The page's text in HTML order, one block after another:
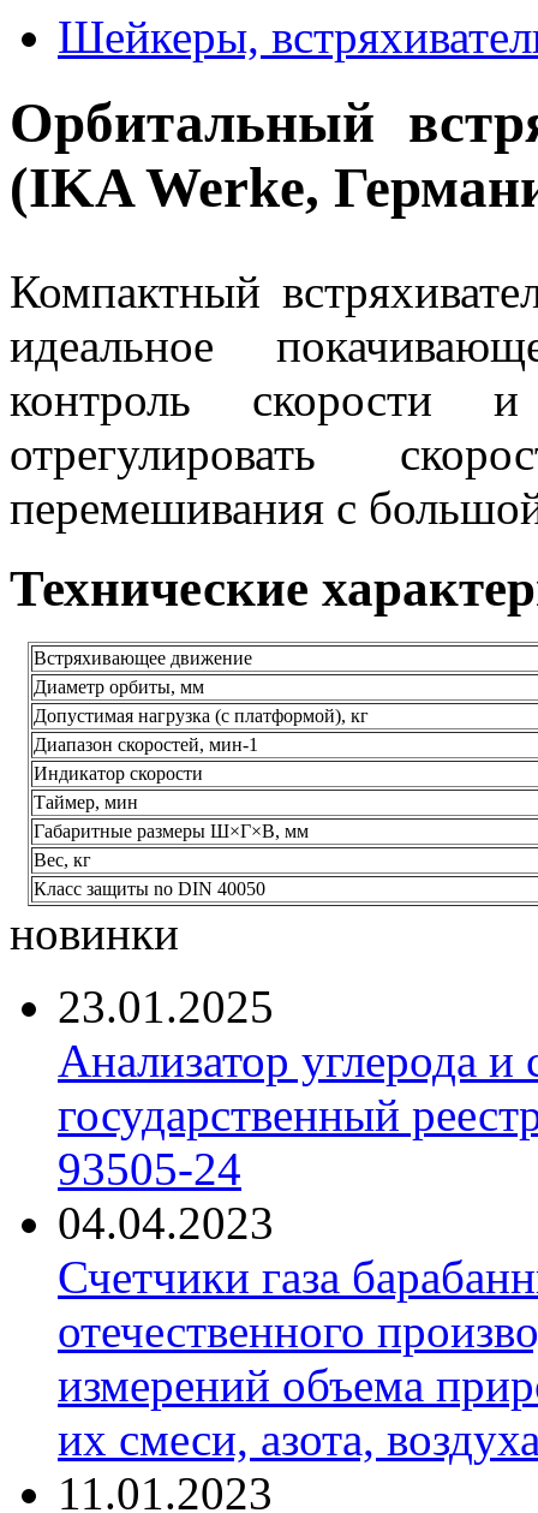
Шейкеры,
Орбитальный
(IKA Werke,
Компактный
идеальное
контроль скорости
отрегулировать
перемешивания с
Технические
Встряхивающее движение
Диаметр орбиты, мм
Допустимая нагрузка (с платформой), кг
Диапазон скоростей, мин-1
Индикатор скорости
Таймер, мин
Габаритные размеры Ш×Г×В, мм
Вес, кг
Класс защиты no DIN 40050
новинки
23.01.2025
Анализатор углерода
государственный
93505-24
04.04.2023
Счетчики газа
отечественного
измерений объема
их смеси, азота,
11.01.2023